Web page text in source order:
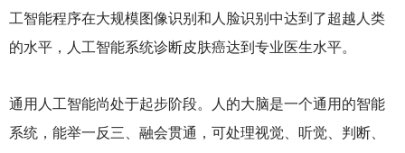
工智能程序在大规模图像识别和人脸识别中达到了超越人类
的水平，人工智能系统诊断皮肤癌达到专业医生水平。
通用人工智能尚处于起步阶段。人的大脑是一个通用的智能
系统，能举一反三、融会贯通，可处理视觉、听觉、判断、